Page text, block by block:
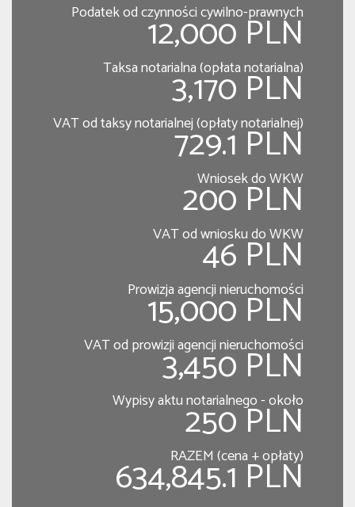
Podatek od czynności cywilno-prawnych
12,000 PLN
Taksa notarialna (opłata notarialna)
3,170 PLN
VAT od taksy notarialnej (opłaty notarialnej)
729.1 PLN
Wniosek do WKW
200 PLN
VAT od wniosku do WKW
46 PLN
Prowizja agencji nieruchomości
15,000 PLN
VAT od prowizji agencji nieruchomości
3,450 PLN
Wypisy aktu notarialnego - około
250 PLN
RAZEM (cena + opłaty)
634,845.1 PLN